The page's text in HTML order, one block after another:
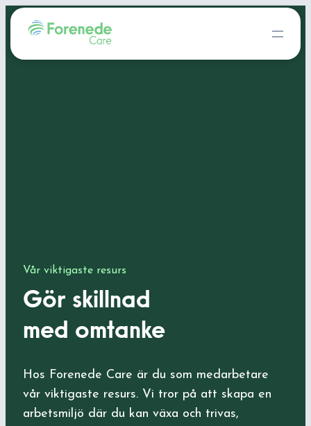
Vår viktigaste resurs
Gör skillnad
med omtanke
Hos Forenede Care är du som medarbetare
vår viktigaste resurs. Vi tror på att skapa en
arbetsmiljö där du kan växa och trivas,